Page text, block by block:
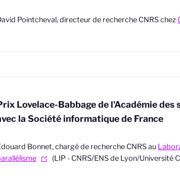
Pointcheval, directeur de recherche CNRS chez
Lovelace-Babbage de l'Académie des
la Société informatique de France
Bonnet, chargé de recherche CNRS au
(LIP - CNRS/ENS de Lyon/Université